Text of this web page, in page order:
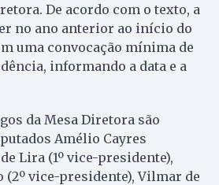
De acordo com o texto, a
no ano anterior ao início do
uma convocação mínima de
informando a data e a
da Mesa Diretora são
Amélio Cayres
Lira (1º vice-presidente),
(2º vice-presidente), Vilmar de